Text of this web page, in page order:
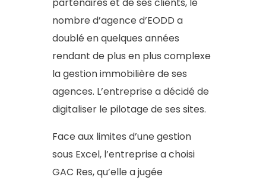
partenaires et de ses clients, le
nombre d’agence d’EODD a
doublé en quelques années
rendant de plus en plus complexe
la gestion immobilière de ses
agences. L’entreprise a décidé de
digitaliser le pilotage de ses sites.
Face aux limites d’une gestion
sous Excel, l’entreprise a choisi
GAC Res, qu’elle a jugée